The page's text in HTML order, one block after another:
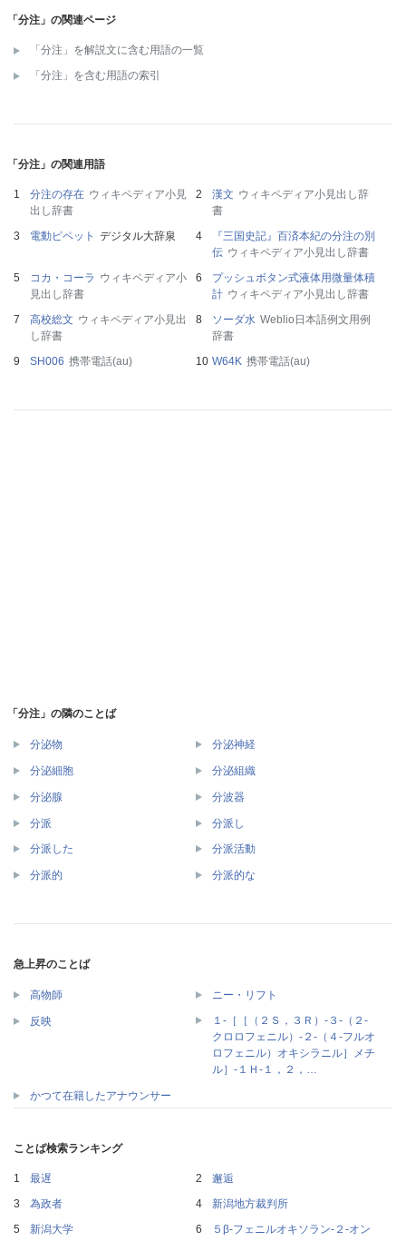
「分注」の関連ページ
「分注」を解説文に含む用語の一覧
「分注」を含む用語の索引
「分注」の関連用語
分注の存在 ウィキペディア小見
出し辞書
漢文 ウィキペディア小見出し辞
書
電動ピペット デジタル大辞泉
『三国史記』百済本紀の分注の別
伝 ウィキペディア小見出し辞書
コカ・コーラ ウィキペディア小
見出し辞書
プッシュボタン式液体用微量体積
計 ウィキペディア小見出し辞書
高校総文 ウィキペディア小見出
し辞書
ソーダ水 Weblio日本語例文用例
辞書
SH006 携帯電話(au) W64K 携帯電話(au)
「分注」の隣のことば
分泌物 分泌神経
分泌細胞 分泌組織
分泌腺 分波器
分派 分派し
分派した 分派活動
分派的 分派的な
急上昇のことば
高物師 ニー・リフト
反映
１‐［［（２Ｓ，３Ｒ）‐３‐（２‐
クロロフェニル）‐２‐（４‐フルオ
ロフェニル）オキシラニル］メチ
ル］‐１Ｈ‐１，２，…
かつて在籍したアナウンサー
ことば検索ランキング
最遅
邂逅
為政者
新潟地方裁判所
新潟大学
５β‐フェニルオキソラン‐２‐オン